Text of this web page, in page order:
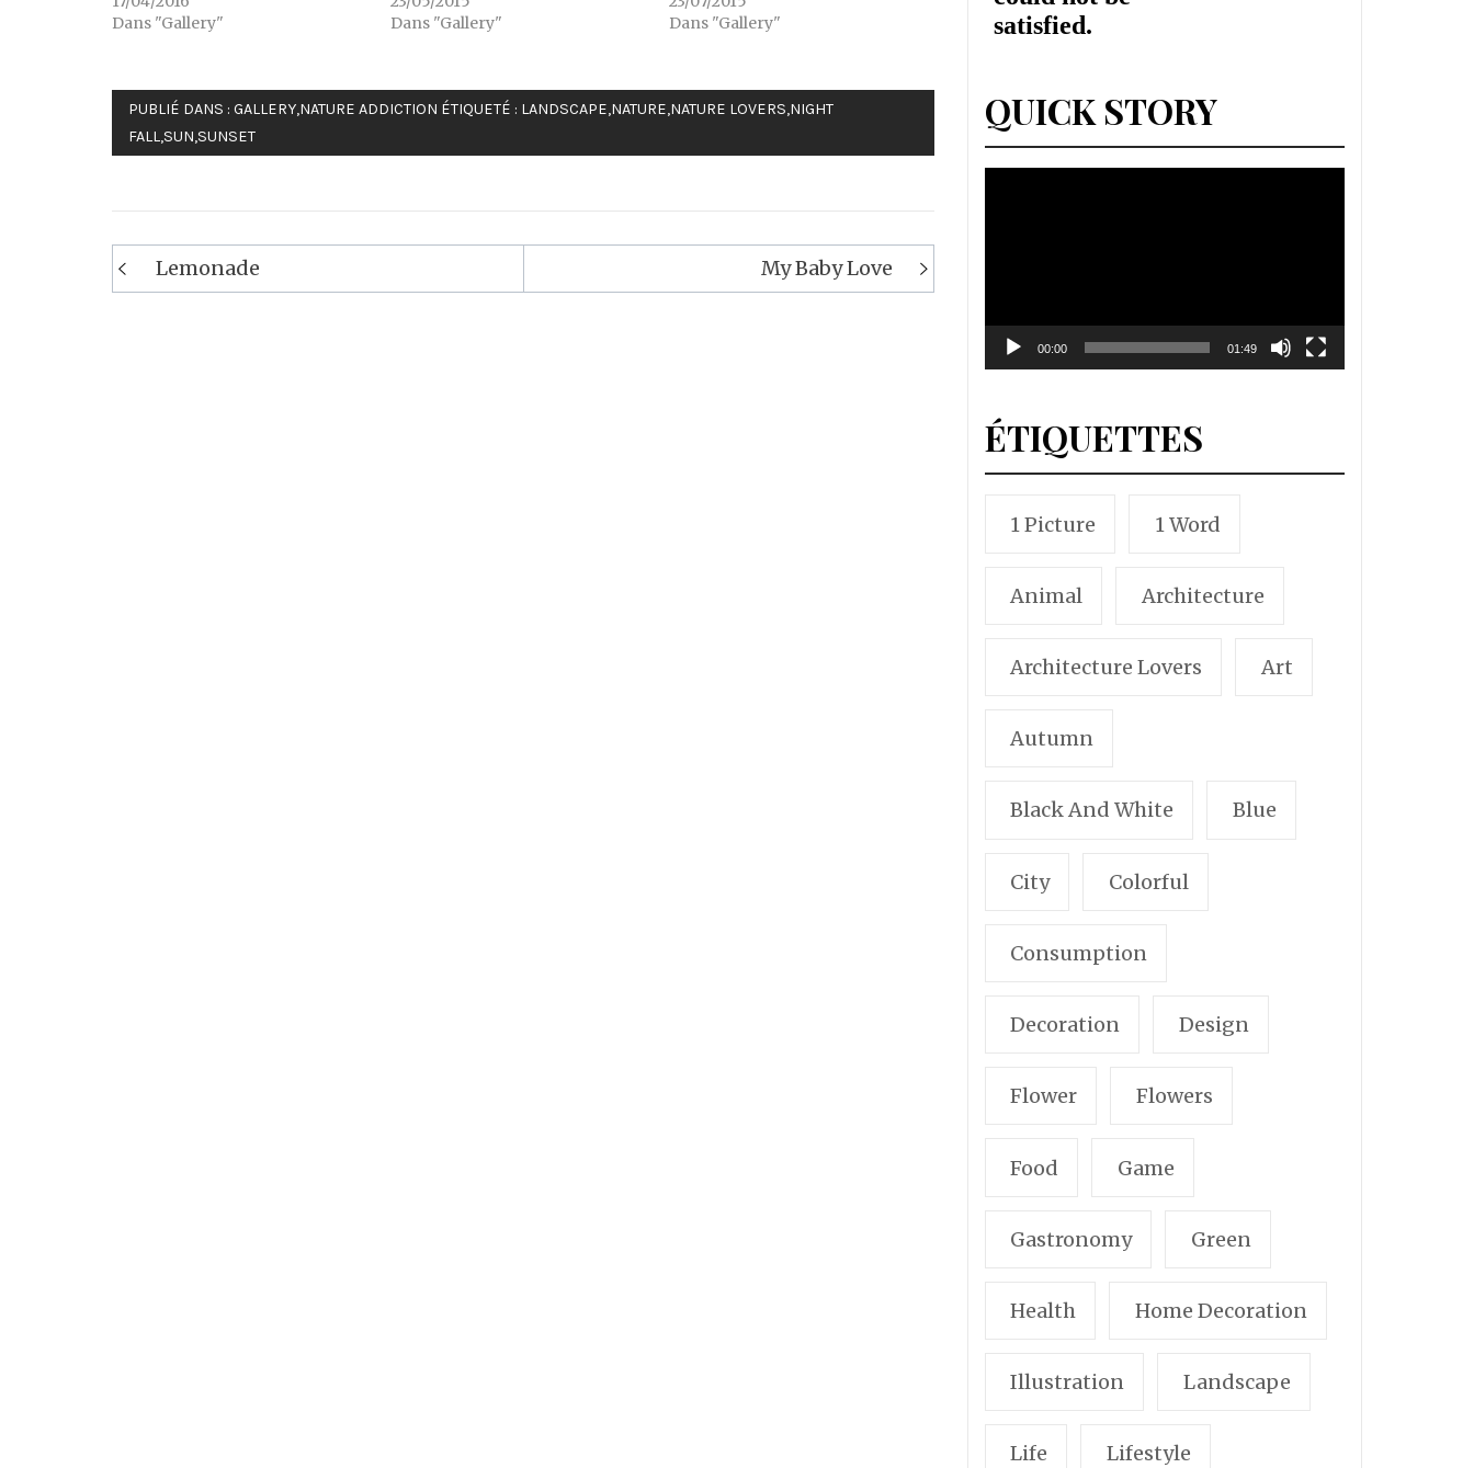
Dans "Gallery"
Dans "Gallery"
Dans "Gallery"
PUBLIÉ DANS : GALLERY,NATURE ADDICTION ÉTIQUETÉ : LANDSCAPE,NATURE,NATURE LOVERS,NIGHT
FALL,SUN,SUNSET
Navigation
de
Lemonade My Baby Love
QUICK STORY
00:00 01:49
ÉTIQUETTES
1 Picture 1 Word
Animal Architecture
Architecture Lovers Art
Autumn
Black And White Blue
City Colorful
Consumption
Decoration Design
Flower Flowers
Food Game
Gastronomy Green
Health Home Decoration
Illustration Landscape
Life Lifestyle